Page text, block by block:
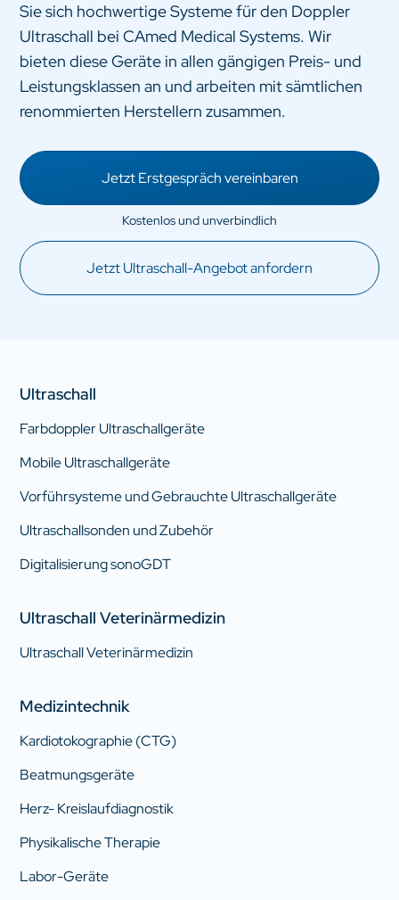
Sie sich hochwertige Systeme für den Doppler
Ultraschall bei CAmed Medical Systems. Wir
bieten diese Geräte in allen gängigen Preis- und
Leistungsklassen an und arbeiten mit sämtlichen
renommierten Herstellern zusammen.
Jetzt Erstgespräch vereinbaren
Jetzt Ultraschall-Angebot anfordern
Ultraschall
Farbdoppler Ultraschallgeräte
Mobile Ultraschallgeräte
Vorführsysteme und Gebrauchte Ultraschallgeräte
Ultraschallsonden und Zubehör
Digitalisierung sonoGDT
Ultraschall Veterinärmedizin
Ultraschall Veterinärmedizin
Medizintechnik
Kardiotokographie (CTG)
Beatmungsgeräte
Herz- Kreislaufdiagnostik
Physikalische Therapie
Labor-Geräte